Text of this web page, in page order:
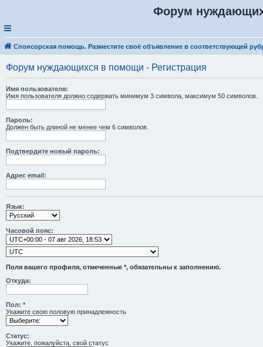
Форум
Спонсорская помощь. Разместите своё объявление в соответствующей
Форум нуждающихся в помощи - Регистрация
Имя пользователя:
Имя пользователя должно содержать минимум 3 символа, максимум 50 символов.
Пароль:
Должен быть длиной не менее чем 6 символов.
Подтвердите новый пароль:
Адрес email:
Язык:
Часовой пояс:
Поля вашего профиля, отмеченные *, обязательны к заполнению.
Откуда:
Пол: *
Укажите свою половую принадлежность
Статус:
Укажите, пожалуйста, свой статус